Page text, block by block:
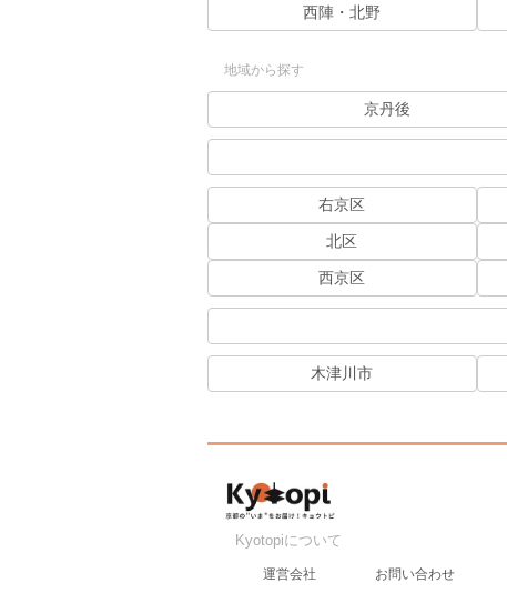
西陣・北野
地域から探す
京丹後
右京区
北区
西京区
木津川市
Kyotopiについて
運営会社 お問い合わせ